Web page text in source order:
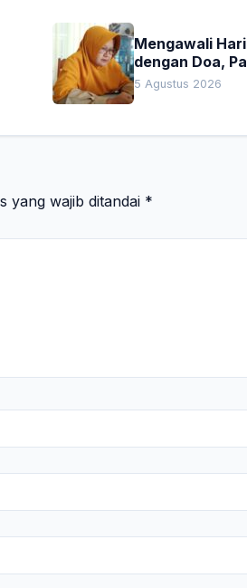
Mengawali
dengan Doa,
Hati untuk
5 Agustus 2026
yang wajib ditandai *